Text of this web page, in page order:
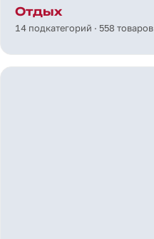
Отдых
14 подкатегорий · 558 товаров